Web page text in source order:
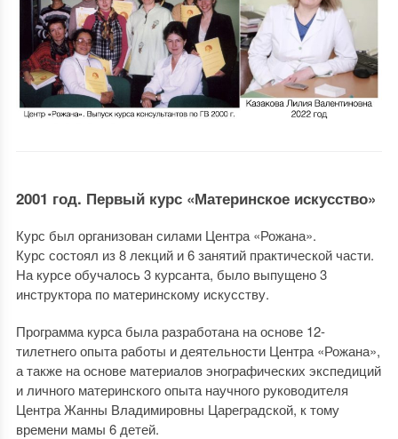
2001 год. Первый курс «Материнское искусство»
Курс был организован силами Центра «Рожана».
Курс состоял из 8 лекций и 6 занятий практической части.
На курсе обучалось 3 курсанта, было выпущено 3
инструктора по материнскому искусству.
Программа курса была разработана на основе 12-
тилетнего опыта работы и деятельности Центра «Рожана»,
а также на основе материалов энографических экспедиций
и личного материнского опыта научного руководителя
Центра Жанны Владимировны Цареградской, к тому
времени мамы 6 детей.